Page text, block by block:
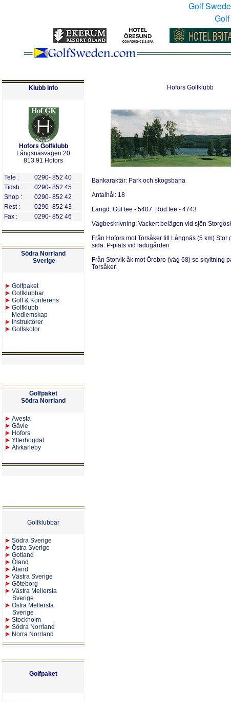
Golf
Klubb Info
Hofors Golfklubb
Långsnäsvägen 20
813 91 Hofors
Tele :
0290- 852 40
Tidsb :
0290- 852 45
Shop :
0290- 852 42
Rest :
0290- 852 43
Fax :
0290- 852 46
Södra Norrland
Sverige
Golfpaket
Golfklubbar
Golf & Konferens
Golfklubb
Medlemskap
Instruktörer
Golfskolor
Golfpaket
Södra Norrland
Avesta
Gävle
Hofors
Ytterhogdal
Älvkarleby
Golfklubbar
Södra Sverige
Östra Sverige
Gotland
Öland
Åland
Västra Sverige
Göteborg
Västra Mellersta
Sverige
Östra Mellersta
Sverige
Stockholm
Södra Norrland
Norra Norrland
Golfpaket
Hofors Golfklubb
Bankaraktär: Park och skogsbana
Antalhål: 18
Längd: Gul tee - 5407. Röd tee - 4743
Vägbeskrivning: Vackert belägen vid sjön
Från Hofors mot Torsåker till Långnäs (5 km) Stor
sida. P-plats vid ladugården
Från Storvik åk mot Örebro (väg 68) se skyltning
Torsåker.